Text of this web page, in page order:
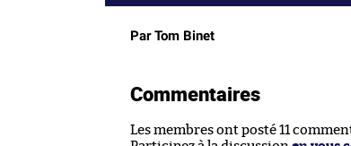
Par Tom Binet
Commentaires
Les membres ont posté 11